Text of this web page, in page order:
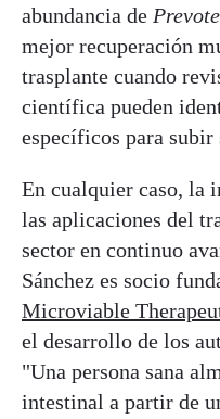
abundancia de
mejor recuperación
trasplante cuando
científica pueden
específicos para subir
En cualquier caso, la
las aplicaciones del
sector en continuo
Sánchez es socio
Microviable
el desarrollo de los
"Una persona sana
intestinal a partir de